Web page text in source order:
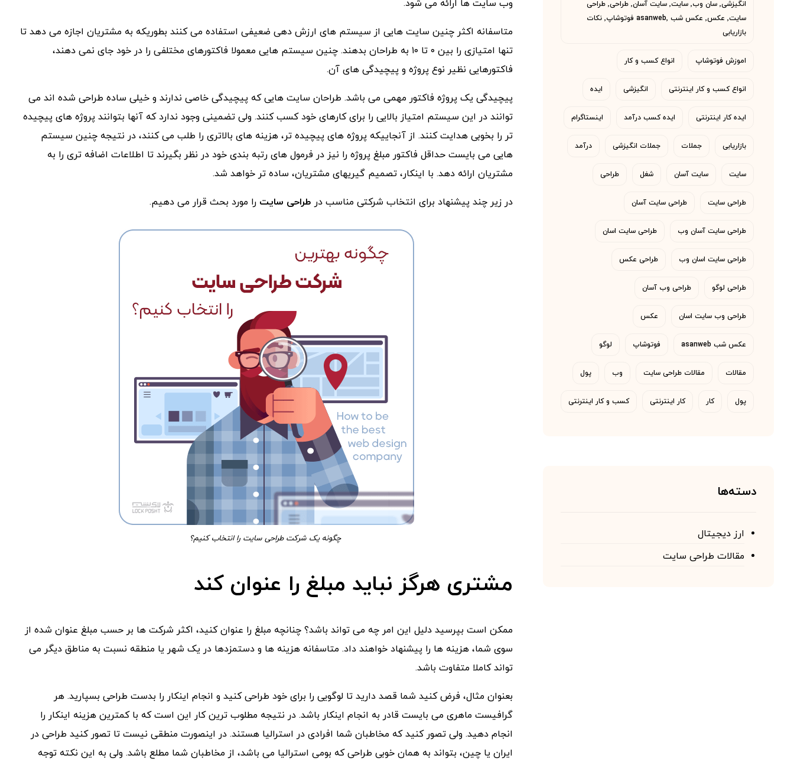
وب سایت ها ارائه می شود.
متاسفانه اکثر چنین سایت هایی از سیستم های ارزش دهی ضعیفی استفاده می کنند بطوریکه به مشتریان اجازه می دهد تا
تنها امتیازی را بین ۰ تا ۱۰ به طراحان بدهند. چنین سیستم هایی معمولا فاکتورهای مختلفی را در خود جای نمی دهند،
فاکتورهایی نظیر نوع پروژه و پیچیدگی های آن.
پیچیدگی یک پروژه فاکتور مهمی می باشد. طراحان سایت هایی که پیچیدگی خاصی ندارند و خیلی ساده طراحی شده اند می
توانند در این سیستم امتیاز بالایی را برای کارهای خود کسب کنند. ولی تضمینی وجود ندارد که آنها بتوانند پروژه های پیچیده
تر را بخوبی هدایت کنند. از آنجاییکه پروژه های پیچیده تر، هزینه های بالاتری را طلب می کنند، در نتیجه چنین سیستم
هایی می بایست حداقل فاکتور مبلغ پروژه را نیز در فرمول های رتبه بندی خود در نظر بگیرند تا اطلاعات اضافه تری را به
مشتریان ارائه دهد. با اینکار، تصمیم گیریهای مشتریان، ساده تر خواهد شد.
در زیر چند پیشنهاد برای انتخاب شرکتی مناسب در طراحی سایت را مورد بحث قرار می دهیم.
چگونه یک شرکت طراحی سایت را انتخاب کنیم؟
مشتری هرگز نباید مبلغ را عنوان کند
ممکن است بپرسید دلیل این امر چه می تواند باشد؟ چنانچه مبلغ را عنوان کنید، اکثر شرکت ها بر حسب مبلغ عنوان شده از
سوی شما، هزینه ها را پیشنهاد خواهند داد. متاسفانه هزینه ها و دستمزدها در یک شهر یا منطقه نسبت به مناطق دیگر می
تواند کاملا متفاوت باشد.
بعنوان مثال، فرض کنید شما قصد دارید تا لوگویی را برای خود طراحی کنید و انجام اینکار را بدست طراحی بسپارید. هر
گرافیست ماهری می بایست قادر به انجام اینکار باشد. در نتیجه مطلوب ترین کار این است که با کمترین هزینه اینکار را
انجام دهید. ولی تصور کنید که مخاطبان شما افرادی در استرالیا هستند. در اینصورت منطقی نیست تا تصور کنید طراحی در
ایران یا چین، بتواند به همان خوبی طراحی که بومی استرالیا می باشد، از مخاطبان شما مطلع باشد. ولی به این نکته توجه
انگیزشی٬ سان وب٬ سایت٬ سایت آسان٬ طراحی٬ طراحی
سایت٬ عکس٬ عکس شب asanweb٬ فوتوشاپ٬ نکات
بازاریابی
اموزش فوتوشاپ انواع کسب و کار
انواع کسب و کار اینترنتی انگیزشی ایده
ایده کار اینترنتی ایده کسب درآمد اینستاگرام
بازاریابی جملات جملات انگیزشی درآمد
سایت سایت آسان شغل طراحی
طراحی سایت طراحی سایت آسان
طراحی سایت آسان وب طراحی سایت اسان
طراحی سایت اسان وب طراحی عکس
طراحی لوگو طراحی وب آسان
طراحی وب سایت اسان عکس
عکس شب asanweb فوتوشاپ لوگو
مقالات مقالات طراحی سایت وب پول
پول کار کار اینترنتی کسب و کار اینترنتی
دسته‌ها
ارز دیجیتال
مقالات طراحی سایت